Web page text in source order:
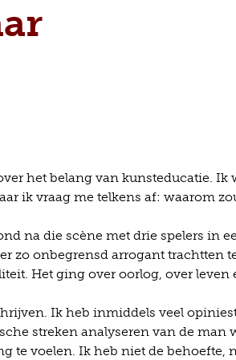
het belang van kunsteducatie. Ik
ik vraag me telkens af: waarom
na die scène met drie spelers in
zo onbegrensd arrogant trachtten
Het ging over oorlog, over leven
Ik heb inmiddels veel
streken analyseren van de man
te voelen. Ik heb niet de behoefte,